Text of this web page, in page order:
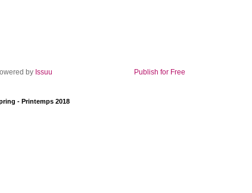
by Issuu Publish for Free
- Printemps 2018